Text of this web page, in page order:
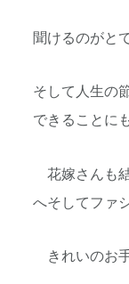
聞けるのがと
そして人生の
できることに
花嫁さんも
へそしてファ
きれいのお